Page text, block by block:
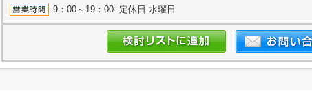
9：00～19：00 定休日:水曜日